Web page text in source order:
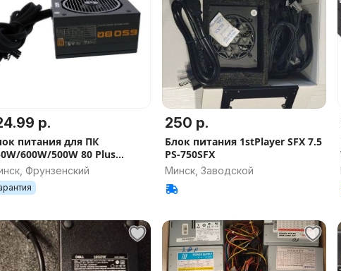
р.
питания для ПК
600W/500W 80 Plus
ATX
Фрунзенский
250 р.
Блок питания 1stPlayer SFX 7.5
PS-750SFX
Минск, Заводской